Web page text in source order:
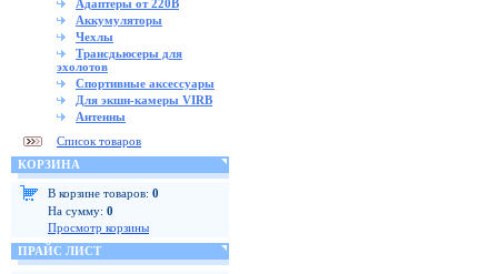
Адаптеры от 220В
Аккумуляторы
Чехлы
Трансдьюсеры для
эхолотов
Спортивные аксессуары
Для экшн-камеры VIRB
Антенны
Список товаров
КОРЗИНА
В корзине товаров: 0
На сумму: 0
Просмотр корзины
ПРАЙС ЛИСТ